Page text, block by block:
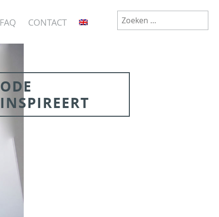
FAQ CONTACT
Zoeken
naar:
ODE
INSPIREERT